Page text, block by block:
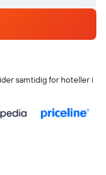
samtidig for hoteller i